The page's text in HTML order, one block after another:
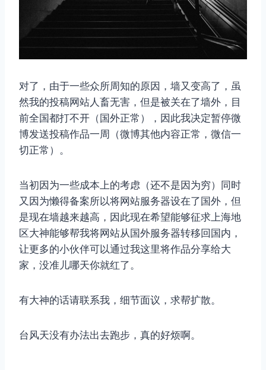
对了，由于一些众所周知的原因，墙又变高了，虽
然我的投稿网站人畜无害，但是被关在了墙外，目
前全国都打不开（国外正常），因此我决定暂停微
博发送投稿作品一周（微博其他内容正常，微信一
切正常）。
当初因为一些成本上的考虑（还不是因为穷）同时
又因为懒得备案所以将网站服务器设在了国外，但
是现在墙越来越高，因此现在希望能够征求上海地
区大神能够帮我将网站从国外服务器转移回国内，
让更多的小伙伴可以通过我这里将作品分享给大
家，没准儿哪天你就红了。
有大神的话请联系我，细节面议，求帮扩散。
台风天没有办法出去跑步，真的好烦啊。